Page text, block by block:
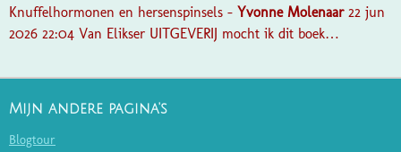
Knuffelhormonen en hersenspinsels - Yvonne Molenaar22 jun
2026 22:04 Van Elikser UITGEVERIJ mocht ik dit boek…
Mijn andere pagina's
Blogtour